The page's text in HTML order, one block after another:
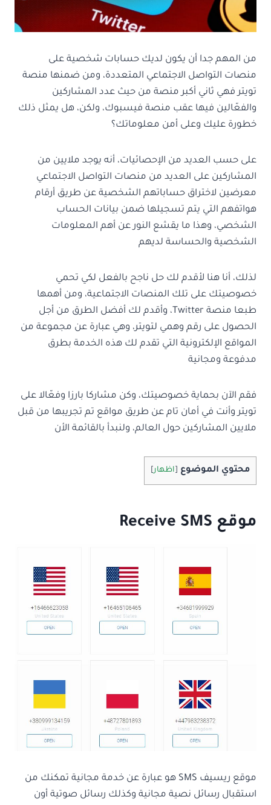
من المهم جدا أن يكون لديك حسابات شخصية على
منصات التواصل الاجتماعي المتعددة، ومن ضمنها منصة
تويتر فهي ثاني أكبر منصة من حيث عدد المشاركين
والفعّالين فيها عقب منصة فيسبوك، ولكن، هل يمثل ذلك
خطورة عليك وعلى أمن معلوماتك؟
على حسب العديد من الإحصائيات، أنه يوجد ملايين من
المشاركين على العديد من منصات التواصل الاجتماعي
معرضين لاختراق حساباتهم الشخصية عن طريق أرقام
هواتفهم التي يتم تسجيلها ضمن بيانات الحساب
الشخصي، وهذا ما يقشع النور عن أهم المعلومات
الشخصية والحساسة لديهم
لذلك، أنا هنا لأقدم لك حل ناجح بالفعل لكي تحمي
خصوصيتك على تلك المنصات الاجتماعية، ومن أهمها
طبعا منصة Twitter، وأقدم لك أفضل الطرق من أجل
الحصول على رقم وهمي لتويتر، وهي عبارة عن مجموعة من
المواقع الإلكترونية التي تقدم لك هذه الخدمة بطرق
مدفوعة ومجانية
فقم الآن بحماية خصوصيتك، وكن مشاركا بارزا وفعّالا على
تويتر وأنت في أمان تام عن طريق مواقع تم تجريبها من قبل
ملايين المشاركين حول العالم، ولنبدأ بالقائمة الأن
محتوي الموضوع [اظهار]
موقع Receive SMS
موقع ريسيف SMS هو عبارة عن خدمة مجانية تمكنك من
استقبال رسائل نصية مجانية وكذلك رسائل صوتية أون